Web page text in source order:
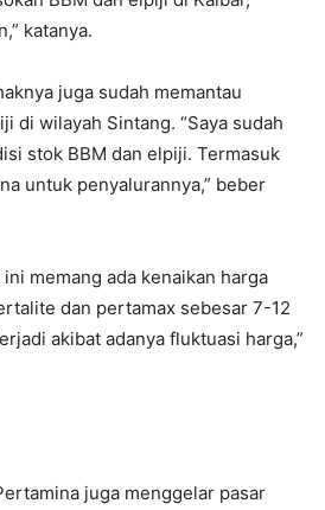
katanya.
juga sudah memantau
di wilayah Sintang. “Saya sudah
stok BBM dan elpiji. Termasuk
untuk penyalurannya,” beber
memang ada kenaikan harga
dan pertamax sebesar 7-12
akibat adanya fluktuasi harga,”
juga menggelar pasar